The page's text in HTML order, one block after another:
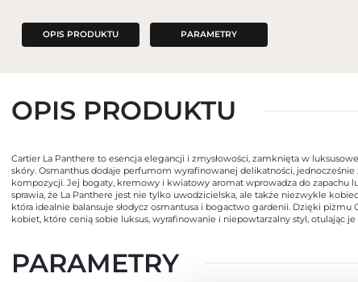
OPIS PRODUKTU PARAMETRY
OPIS PRODUKTU
Cartier La Panthere to esencja elegancji i zmysłowości, zamknięta w
skóry. Osmanthus dodaje perfumom wyrafinowanej delikatności, jednocześnie
kompozycji. Jej bogaty, kremowy i kwiatowy aromat wprowadza do zapachu
sprawia, że La Panthere jest nie tylko uwodzicielska, ale także niezwykle
która idealnie balansuje słodycz osmantusa i bogactwo gardenii. Dzięki
kobiet, które cenią sobie luksus, wyrafinowanie i niepowtarzalny styl, otulając
PARAMETRY